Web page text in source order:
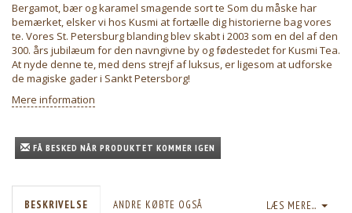
Bergamot, bær og karamel smagende sort te Som du måske har
bemærket, elsker vi hos Kusmi at fortælle dig historierne bag vores
te. Vores St. Petersburg blanding blev skabt i 2003 som en del af den
300. års jubilæum for den navngivne by og fødestedet for Kusmi Tea.
At nyde denne te, med dens strejf af luksus, er ligesom at udforske
de magiske gader i Sankt Petersborg!
Mere information
FÅ BESKED NÅR PRODUKTET KOMMER IGEN
LÆS MERE...
BESKRIVELSE ANDRE KØBTE OGSÅ